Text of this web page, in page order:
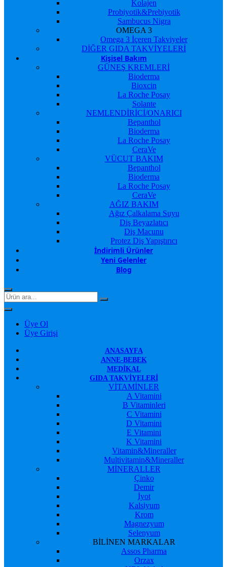
Kolajen
Probiyotik&Prebiyotik
Sambucus Nigra
OMEGA 3
Omega 3 İçeren Takviyeler
DİĞER GIDA TAKVİYELERİ
Kişisel Bakım
GÜNEŞ KREMLERİ
Bioderma
Bioxcin
La Roche Posay
Solante
NEMLENDİRİCİ/ONARICI
Bepanthol
Bioderma
La Roche Posay
CeraVe
VÜCUT BAKIM
Bepanthol
Bioderma
La Roche Posay
CeraVe
AĞIZ BAKIM
Ağız Çalkalama Suyu
Diş Beyazlatıcı
Diş Macunu
Protez Diş Yapıştırıcı
İndirimli Ürünler
Yeni Gelenler
Blog
Üye Ol
Üye Girişi
ANASAYFA
ANNE-BEBEK
MEDIKAL
GIDA TAKVIYELERI
VİTAMİNLER
A Vitamini
B Vitaminleri
C Vitamini
D Vitamini
E Vitamini
K Vitamini
Vitamin&Mineraller
Multivitamin&Mineraller
MİNERALLER
Çinko
Demir
İyot
Kalsiyum
Krom
Magnezyum
Selenyum
BİLİNEN MARKALAR
Assos Pharma
Orzax